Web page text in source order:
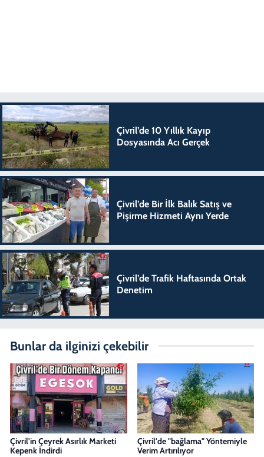
Çivril’de 10 Yıllık Kayıp
Dosyasında Acı Gerçek
Çivril’de Bir İlk Balık Satış ve
Pişirme Hizmeti Aynı Yerde
Çivril’de Trafik Haftasında Ortak
Denetim
Bunlar da ilginizi çekebilir
Çivril'in Çeyrek Asırlık Marketi
Kepenk İndirdi
Çivril'de "bağlama" Yöntemiyle
Verim Artırılıyor